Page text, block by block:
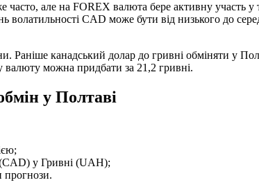
часто, але на FOREX валюта бере активну
волатильності CAD може бути від низького до
Раніше канадський долар до гривні обміняти у
валюту можна придбати за 21,2 гривні.
у Полтаві
у Гривні (UAH);
прогнози.